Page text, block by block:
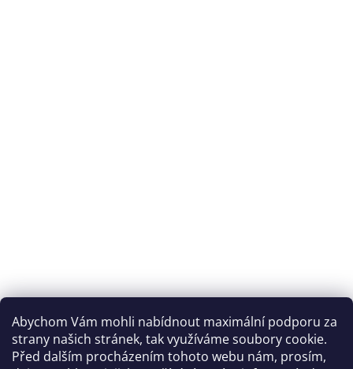
Abychom Vám mohli nabídnout maximální podporu za
strany našich stránek, tak využíváme soubory cookie.
Před dalším procházením tohoto webu nám, prosím,